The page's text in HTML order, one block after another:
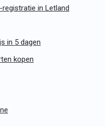
registratie in Letland
in 5 dagen
kopen